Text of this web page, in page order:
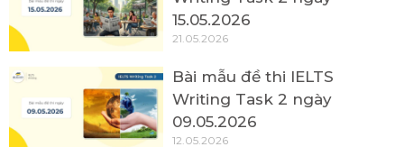
15.05.2026
21.05.2026
Bài mẫu đề thi IELTS
Writing Task 2 ngày
09.05.2026
12.05.2026